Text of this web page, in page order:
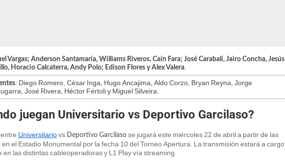
Vargas; Anderson Santamaría, Williams Riveros, Caín Fara; José Carabalí, Jairo Concha, Jesús
Horacio Calcaterra, Andy Polo; Edison Flores y Alex Valera.
: Diego Romero, César Inga, Hugo Ancajima, Aldo Corzo, Bryan Reyna, Jorge
José Rivera, Héctor Fértoli y Miguel Silveira.
juegan Universitario vs Deportivo Garcilaso?
Universitariovs Deportivo Garcilaso se jugará este miércoles 22 de abril a partir de las
en el Estadio Monumental por la fecha 10 del Torneo Apertura. La transmisión estará a cargo
en las distintas cableoperadoras y L1 Play vía streaming.